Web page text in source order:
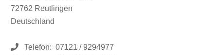
72762 Reutlingen
Deutschland
Telefon: 07121 / 9294977